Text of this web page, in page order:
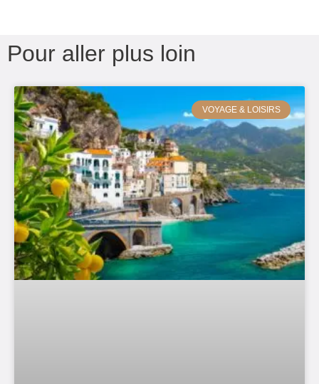
Pour aller plus loin
VOYAGE & LOISIRS